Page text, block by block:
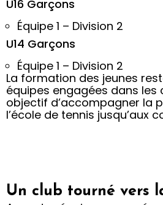
U16 Garçons
Équipe 1 – Division 2
U14 Garçons
Équipe 1 – Division 2
La formation des jeunes
équipes engagées dans
objectif d’accompagner la
l’école de tennis jusqu’aux
Un club tourné vers